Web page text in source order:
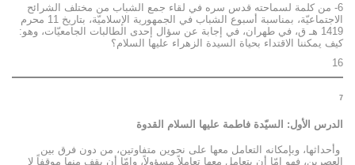
6- من كلمة لسماحته قدس سره في لقاء جمع الشباب من مختلف الشرائح
الاجتماعيّة، بمناسبة أسبوع الشباب في الجمهورية الإسلاميّة، بتاريخ 11 محرم
1419 هـ ق، في طهران، في إجابة عن سؤال إحدى الطالبات الجامعيّات، وهو:
كيف يمكننا الاقتداء بحياة السيدة الزهراء عليها السلام؟
16
7
الدرس الأول: السيّدة فاطمة عليها السلام القدوة
وأحداثها، وبإمكانه التعامل معها على نحوين متفاوتين، من دون فرق بين
العصرين، فهو إمّا أن يتعامل معها تعاملاً مسؤولاً، وإمّا أن يقف منها موقفاً لا